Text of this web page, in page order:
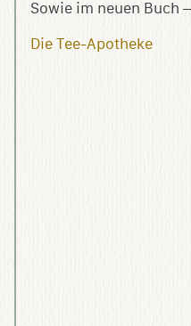
Sowie im neuen Buch
Die Tee-Apotheke